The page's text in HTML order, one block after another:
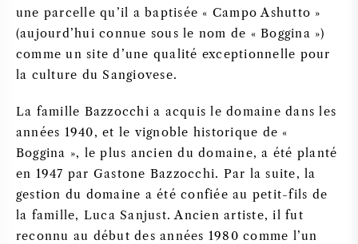
une parcelle qu’il a baptisée « Campo Ashutto »
(aujourd’hui connue sous le nom de « Boggina »)
comme un site d’une qualité exceptionnelle pour
la culture du Sangiovese.
La famille Bazzocchi a acquis le domaine dans les
années 1940, et le vignoble historique de «
Boggina », le plus ancien du domaine, a été planté
en 1947 par Gastone Bazzocchi. Par la suite, la
gestion du domaine a été confiée au petit-fils de
la famille, Luca Sanjust. Ancien artiste, il fut
reconnu au début des années 1980 comme l’un